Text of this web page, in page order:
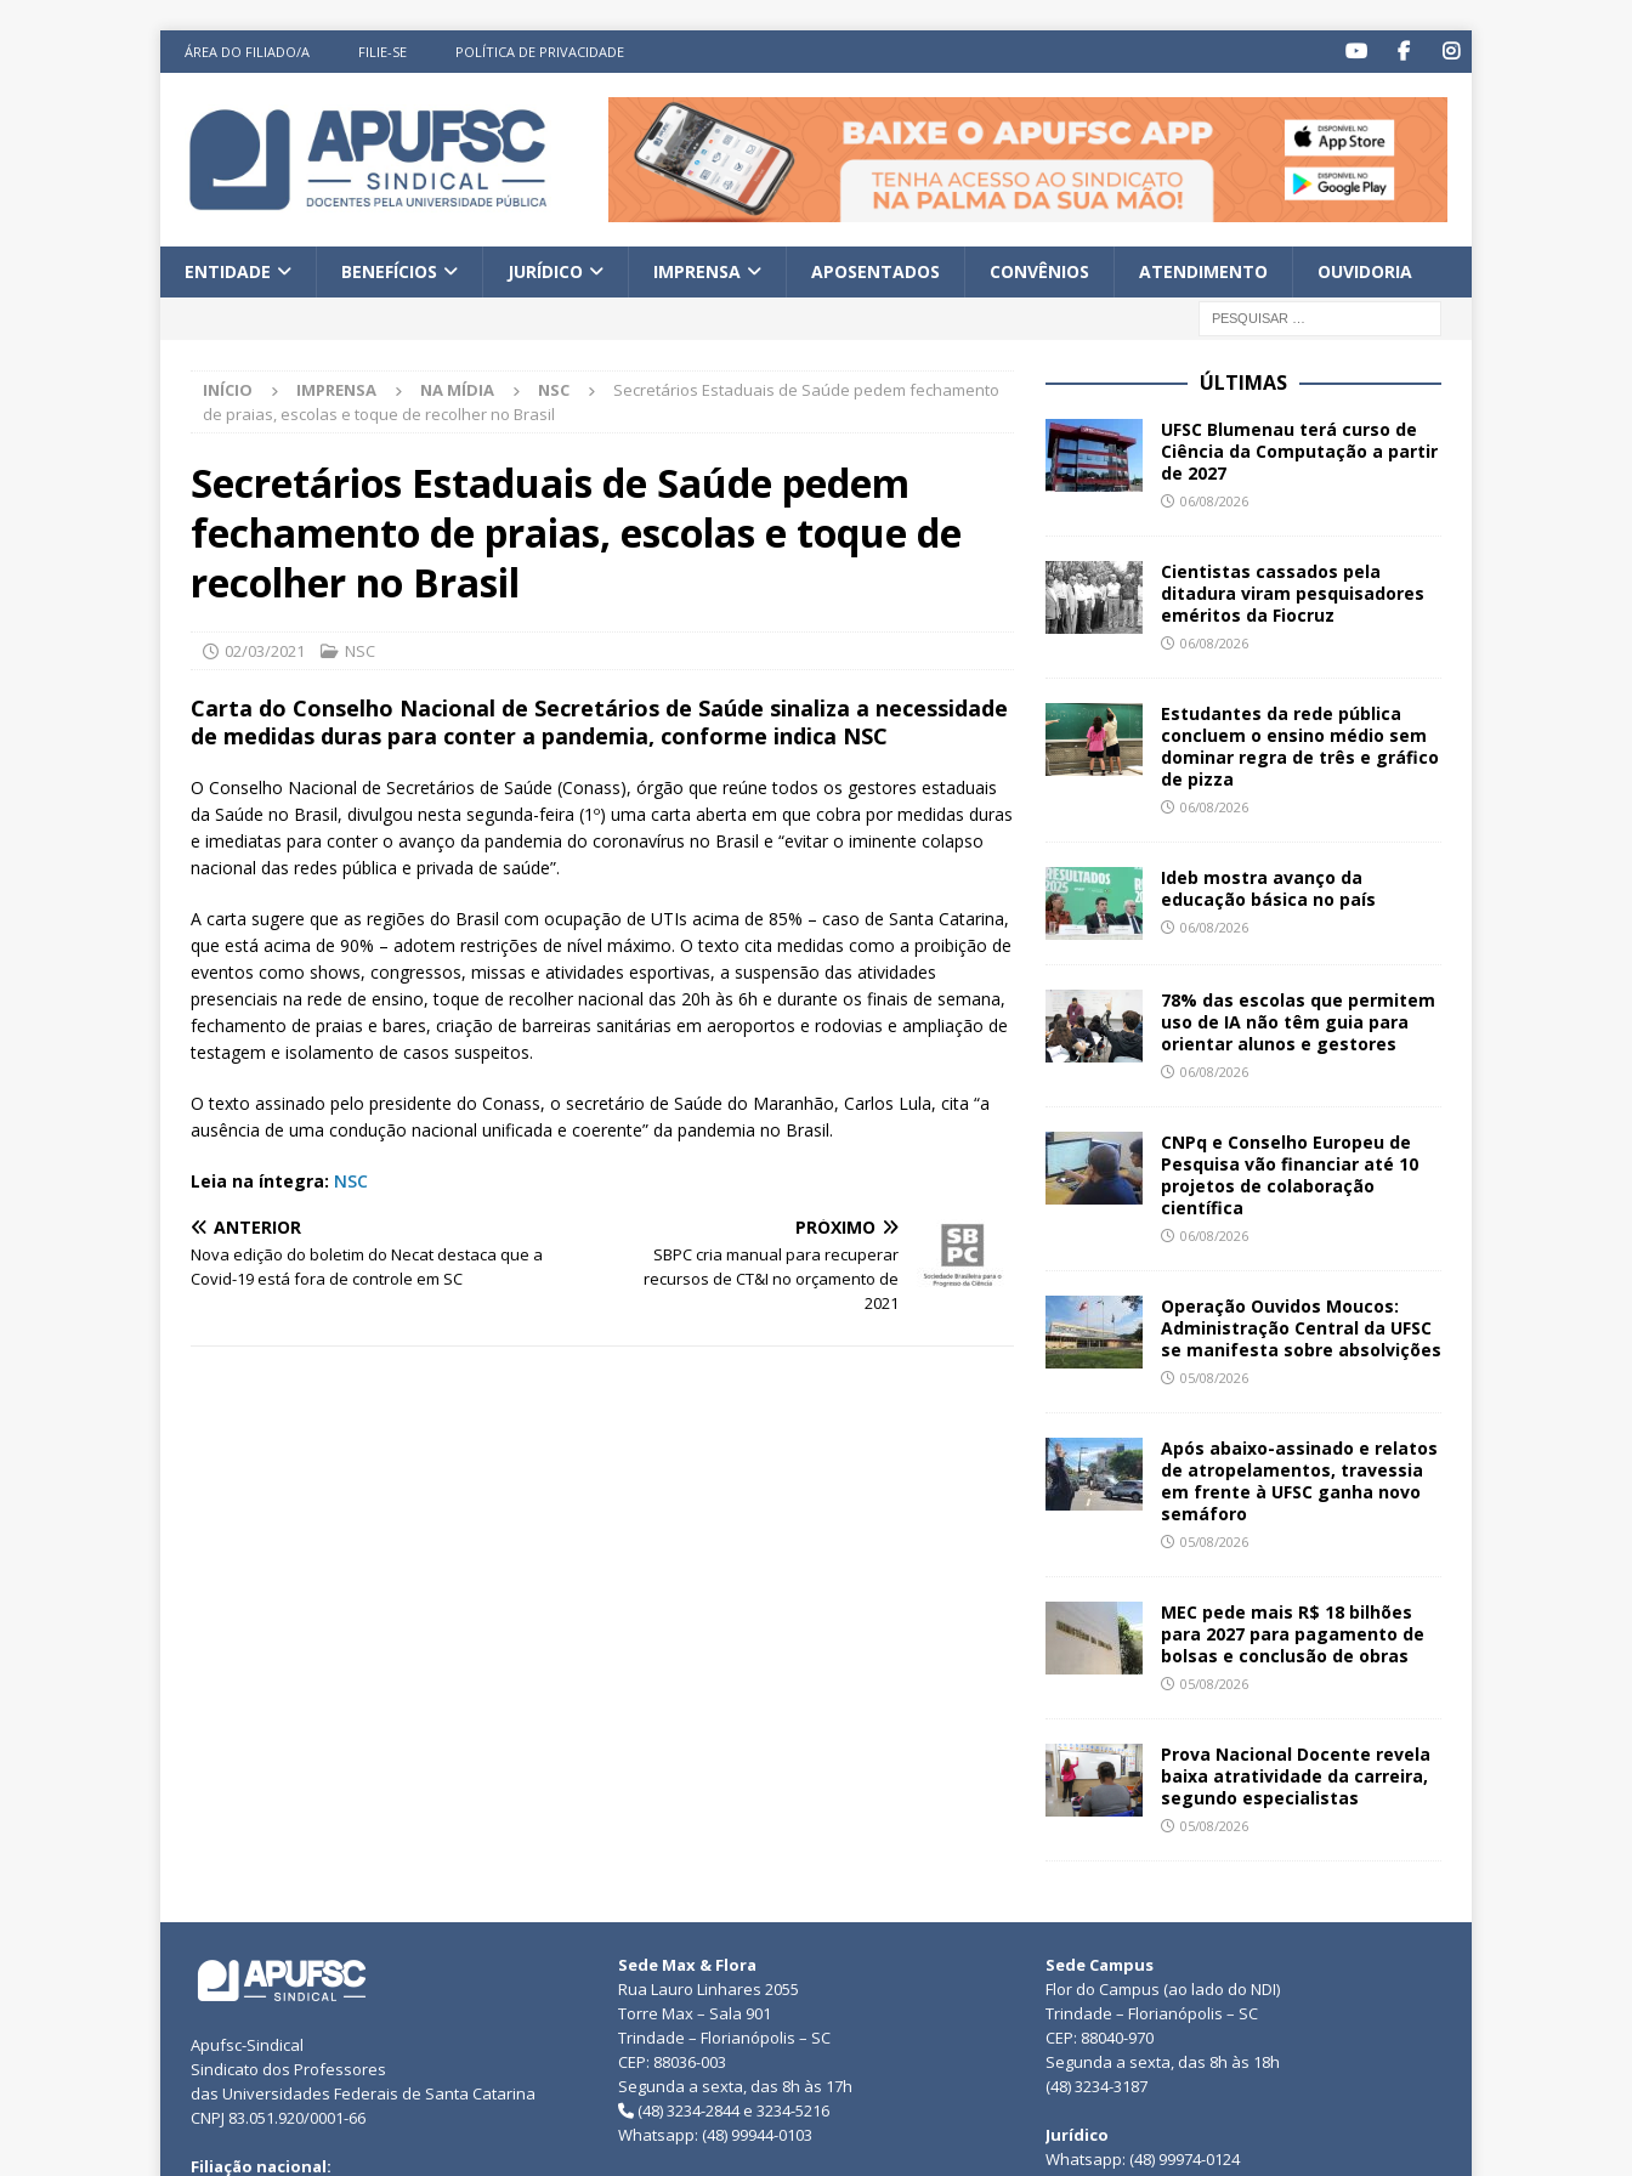
ÁREA DO FILIADO/A FILIE-SE POLÍTICA DE PRIVACIDADE
ENTIDADE BENEFÍCIOS JURÍDICO IMPRENSA APOSENTADOS CONVÊNIOS ATENDIMENTO OUVIDORIA
INÍCIO IMPRENSA NA MÍDIA NSC
Secretários Estaduais de Saúde pedem fechamento
de praias, escolas e toque de recolher no Brasil
Secretários Estaduais de Saúde pedem
fechamento de praias, escolas e toque de
recolher no Brasil
02/03/2021 NSC
Carta do Conselho Nacional de Secretários de Saúde sinaliza a necessidade
de medidas duras para conter a pandemia, conforme indica NSC
O Conselho Nacional de Secretários de Saúde (Conass), órgão que reúne todos os gestores estaduais
da Saúde no Brasil, divulgou nesta segunda-feira (1º) uma carta aberta em que cobra por medidas duras
e imediatas para conter o avanço da pandemia do coronavírus no Brasil e “evitar o iminente colapso
nacional das redes pública e privada de saúde”.
A carta sugere que as regiões do Brasil com ocupação de UTIs acima de 85% – caso de Santa Catarina,
que está acima de 90% – adotem restrições de nível máximo. O texto cita medidas como a proibição de
eventos como shows, congressos, missas e atividades esportivas, a suspensão das atividades
presenciais na rede de ensino, toque de recolher nacional das 20h às 6h e durante os finais de semana,
fechamento de praias e bares, criação de barreiras sanitárias em aeroportos e rodovias e ampliação de
testagem e isolamento de casos suspeitos.
O texto assinado pelo presidente do Conass, o secretário de Saúde do Maranhão, Carlos Lula, cita “a
ausência de uma condução nacional unificada e coerente” da pandemia no Brasil.
Leia na íntegra: NSC
ANTERIOR
Nova edição do boletim do Necat destaca que a
Covid-19 está fora de controle em SC
PRÓXIMO
SBPC cria manual para recuperar
recursos de CT&I no orçamento de
2021
ÚLTIMAS
UFSC Blumenau terá curso de
Ciência da Computação a partir
de 2027
06/08/2026
Cientistas cassados pela
ditadura viram pesquisadores
eméritos da Fiocruz
06/08/2026
Estudantes da rede pública
concluem o ensino médio sem
dominar regra de três e gráfico
de pizza
06/08/2026
Ideb mostra avanço da
educação básica no país
06/08/2026
78% das escolas que permitem
uso de IA não têm guia para
orientar alunos e gestores
06/08/2026
CNPq e Conselho Europeu de
Pesquisa vão financiar até 10
projetos de colaboração
científica
06/08/2026
Operação Ouvidos Moucos:
Administração Central da UFSC
se manifesta sobre absolvições
05/08/2026
Após abaixo-assinado e relatos
de atropelamentos, travessia
em frente à UFSC ganha novo
semáforo
05/08/2026
MEC pede mais R$ 18 bilhões
para 2027 para pagamento de
bolsas e conclusão de obras
05/08/2026
Prova Nacional Docente revela
baixa atratividade da carreira,
segundo especialistas
05/08/2026
Apufsc-Sindical
Sindicato dos Professores
das Universidades Federais de Santa Catarina
CNPJ 83.051.920/0001-66
Filiação nacional:
Sede Max & Flora
Rua Lauro Linhares 2055
Torre Max – Sala 901
Trindade – Florianópolis – SC
CEP: 88036-003
Segunda a sexta, das 8h às 17h
(48) 3234-2844 e 3234-5216
Whatsapp: (48) 99944-0103
Sede Campus
Flor do Campus (ao lado do NDI)
Trindade – Florianópolis – SC
CEP: 88040-970
Segunda a sexta, das 8h às 18h
(48) 3234-3187
Jurídico
Whatsapp: (48) 99974-0124